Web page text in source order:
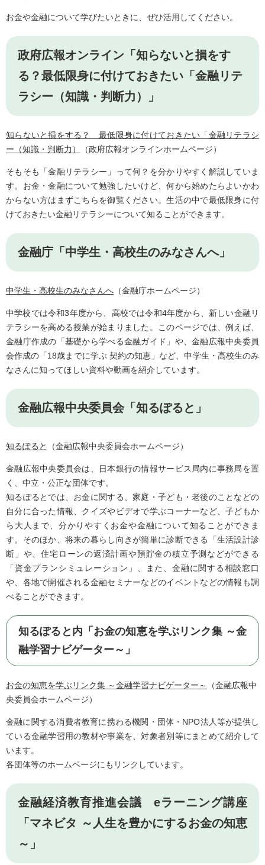
お金や金融について学びたいときに、ぜひ活用してください。
政府広報オンライン「知らないと損をす
る？最低限身に付けておきたい「金融リテ
ラシー（知識・判断力）」
知らないと損をする？ 最低限身に付けておきたい「金融リテラシ
ー（知識・判断力）
​（政府広報オンラインホームページ）
そもそも「金融リテラシー」って何？を分かりやすく解説していま
す。お金・金融について勉強したいけど、何から始めたらよいかわ
からない方はまずこちらを御覧ください。生活の中で最低限身に付
けておきたい金融リテラシーについて知ることができます。
金融庁「中学生・高校生のみなさんへ」
中学生・高校生のみなさんへ （金融庁ホームページ）
中学校では令和3年度から、高校では令和4年度から、新しい金融リ
テラシーを高める授業が始まりました。このページでは、例えば、
金融庁作成の「基礎から学べる金融ガイド」や、金融広報中央委員
会作成の「18歳までに学ぶ 契約の知恵」など、中学生・高校生のみ
なさんに知ってほしい資料や動画を紹介しています。
金融広報中央委員会「知るぽると」
知るぽると （金融広報中央委員会ホームページ）
金融広報中央委員会は、日本銀行の情報サービス局内に事務局を置
く、中立・公正な団体です。
知るぽるとでは、お金に関する、家庭・子ども・老後のことなどの
自分に合った情報、クイズやビデオで学ぶコーナーなど、子どもか
ら大人まで、分かりやすくお金や金融について知ることができま
す。そのほか、将来の暮らし向きが簡単に診断できる「生活設計診
断」や、住宅ローンの返済計画や預貯金の積立予測などができる
「資金プランシミュレーション」、また、金融に関する相談窓口
や、各地で開催される金融セミナーなどのイベントなどの情報も調
べることができます。
知るぽると内「お金の知恵を学ぶリンク集 ～金
融学習ナビゲーター～」
お金の知恵を学ぶリンク集 ～金融学習ナビゲーター～
（金融広報中
央委員会ホームページ）
金融に関する消費者教育に携わる機関・団体・NPO法人等が提供し
ている金融学習用の教材や事業を、対象者別等にまとめて紹介して
います。
各団体等のホームページにもリンクしています。
金融経済教育推進会議 eラーニング講座
「マネビタ ～人生を豊かにするお金の知恵
～」